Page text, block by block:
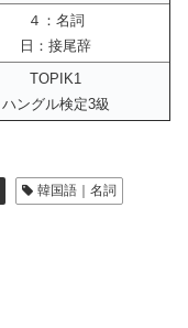
４：名詞
日：接尾辞
TOPIK1
ハングル検定3級
韓国語｜名詞